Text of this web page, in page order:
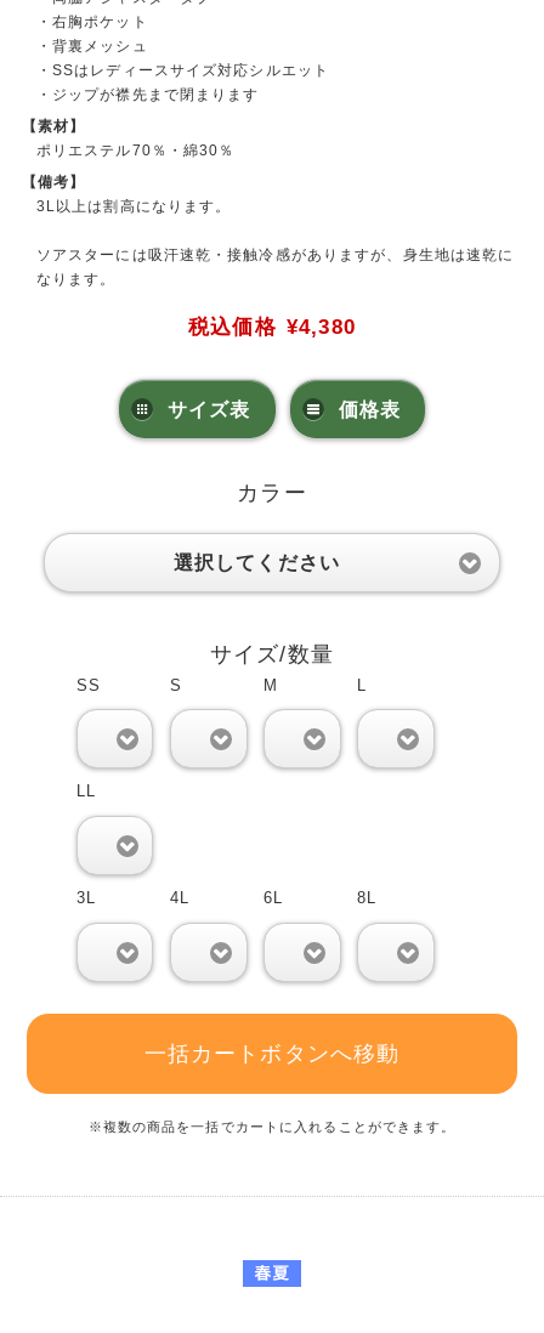
・右胸ポケット
・背裏メッシュ
・SSはレディースサイズ対応シルエット
・ジップが襟先まで閉まります
【素材】
ポリエステル70％・綿30％
【備考】
3L以上は割高になります。
ソアスターには吸汗速乾・接触冷感がありますが、身生地は速乾に
なります。
税込価格 ¥4,380
サイズ表 価格表
カラー
選択してください
サイズ/数量
SS S M L
LL
3L 4L 6L 8L
一括カートボタンへ移動
※複数の商品を一括でカートに入れることができます。